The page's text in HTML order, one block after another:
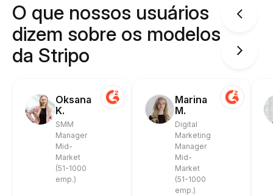
O que nossos usuários
dizem sobre os modelos
da Stripo
Oksana
K.
SMM
Manager
Mid-
Market
(51-1000
emp.)
Marina
M.
Digital
Marketing
Manager
Mid-
Market
(51-1000
emp.)